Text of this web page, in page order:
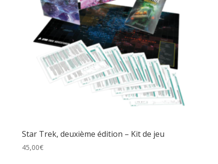
Star Trek, deuxième édition – Kit de jeu
45,00€